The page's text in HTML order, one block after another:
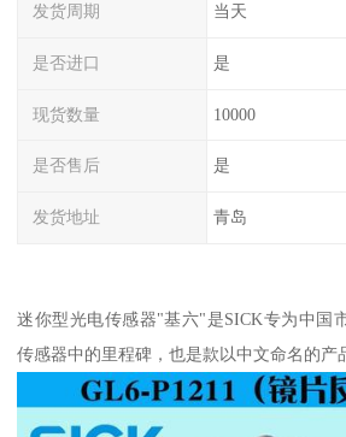
发货周期 当天
是否进口 是
现货数量 10000
是否售后 是
发货地址 青岛
迷你型光电传感器"基六"是SICK专为中国
传感器中的里程碑，也是款以中文命名的产